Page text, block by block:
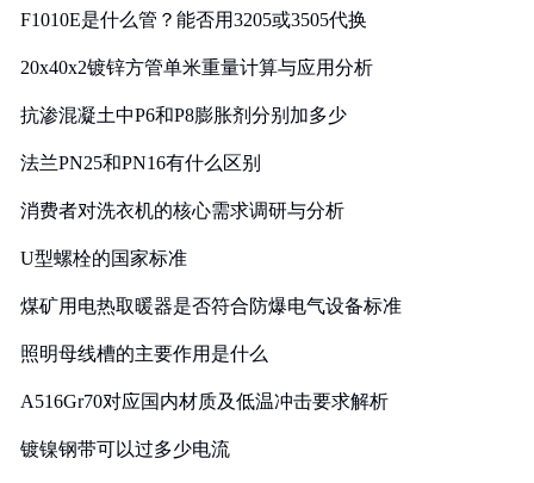
F1010E是什么管？能否用3205或3505代换
20x40x2镀锌方管单米重量计算与应用分析
抗渗混凝土中P6和P8膨胀剂分别加多少
法兰PN25和PN16有什么区别
消费者对洗衣机的核心需求调研与分析
U型螺栓的国家标准
煤矿用电热取暖器是否符合防爆电气设备标准
照明母线槽的主要作用是什么
A516Gr70对应国内材质及低温冲击要求解析
镀镍钢带可以过多少电流